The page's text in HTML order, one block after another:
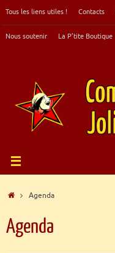
au
Tous les liens utiles ! Contacts
Nous soutenir La P’tite Boutique
Accueil
Agenda
Agenda